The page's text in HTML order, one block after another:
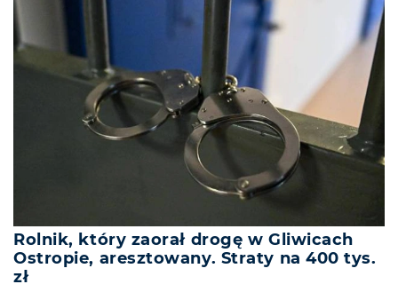
Rolnik, który zaorał drogę w Gliwicach
Ostropie, aresztowany. Straty na 400 tys.
zł